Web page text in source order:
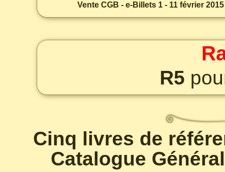
Vente CGB - e-Billets 1 - 11 février 2015
R5
Cinq livres de
Catalogue